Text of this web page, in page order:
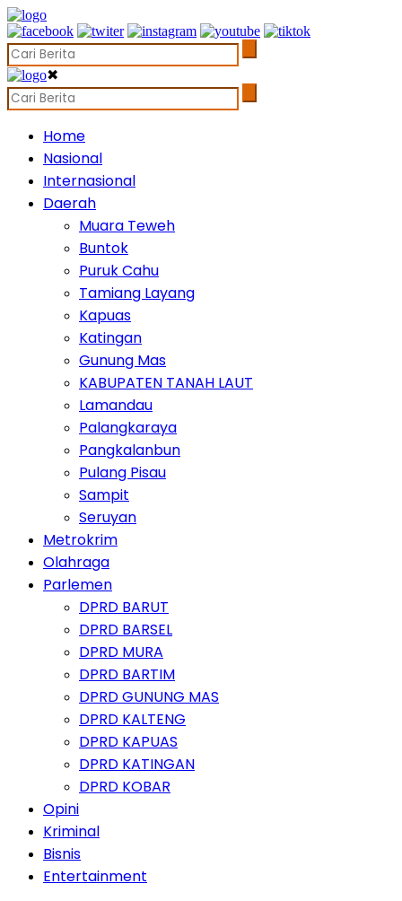
✖
Home
Nasional
Internasional
Daerah
Muara Teweh
Buntok
Puruk Cahu
Tamiang Layang
Kapuas
Katingan
Gunung Mas
KABUPATEN TANAH LAUT
Lamandau
Palangkaraya
Pangkalanbun
Pulang Pisau
Sampit
Seruyan
Metrokrim
Olahraga
Parlemen
DPRD BARUT
DPRD BARSEL
DPRD MURA
DPRD BARTIM
DPRD GUNUNG MAS
DPRD KALTENG
DPRD KAPUAS
DPRD KATINGAN
DPRD KOBAR
Opini
Kriminal
Bisnis
Entertainment